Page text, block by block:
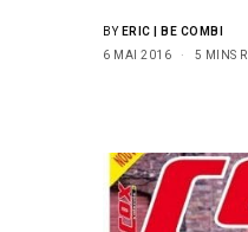
BY ERIC | BE COMBI
6 MAI 2016
5 MINS